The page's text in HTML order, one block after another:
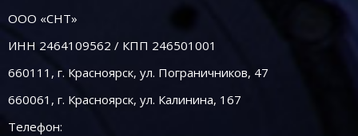
ООО «СНТ»
ИНН 2464109562 / КПП 246501001
660111, г. Красноярск, ул. Пограничников, 47
660061, г. Красноярск, ул. Калинина, 167
Телефон: